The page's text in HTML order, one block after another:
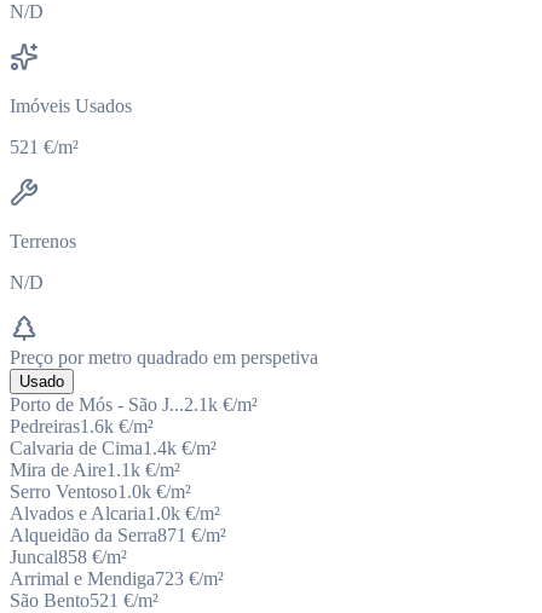
N/D
Imóveis Usados
521 €/m²
Terrenos
N/D
Preço por metro quadrado em perspetiva
Usado
Porto de Mós - São J...2.1k €/m²
Pedreiras1.6k €/m²
Calvaria de Cima1.4k €/m²
Mira de Aire1.1k €/m²
Serro Ventoso1.0k €/m²
Alvados e Alcaria1.0k €/m²
Alqueidão da Serra871 €/m²
Juncal858 €/m²
Arrimal e Mendiga723 €/m²
São Bento521 €/m²